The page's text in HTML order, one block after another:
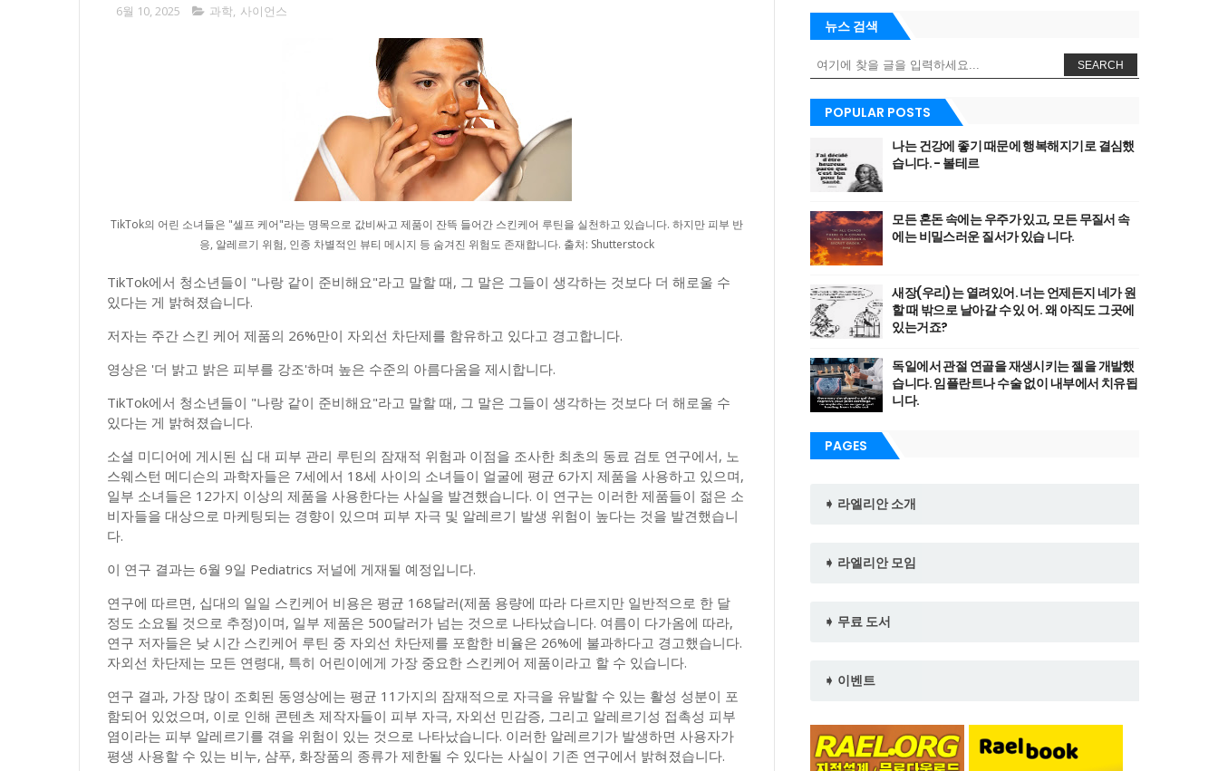
6월 10, 2025 과학, 사이언스
TikTok의 어린 소녀들은 "셀프 케어"라는 명목으로 값비싸고 제품이 잔뜩 들어간 스킨케어 루틴을 실천하고 있습니다. 하지만 피부 반
응, 알레르기 위험, 인종 차별적인 뷰티 메시지 등 숨겨진 위험도 존재합니다. 출처: Shutterstock
TikTok에서 청소년들이 "나랑 같이 준비해요"라고 말할 때, 그 말은 그들이 생각하는 것보다 더 해로울 수
있다는 게 밝혀졌습니다.
저자는 주간 스킨 케어 제품의 26%만이 자외선 차단제를 함유하고 있다고 경고합니다.
영상은 '더 밝고 밝은 피부를 강조'하며 높은 수준의 아름다움을 제시합니다.
TikTok에서 청소년들이 "나랑 같이 준비해요"라고 말할 때, 그 말은 그들이 생각하는 것보다 더 해로울 수
있다는 게 밝혀졌습니다.
소셜 미디어에 게시된 십 대 피부 관리 루틴의 잠재적 위험과 이점을 조사한 최초의 동료 검토 연구에서, 노
스웨스턴 메디슨의 과학자들은 7세에서 18세 사이의 소녀들이 얼굴에 평균 6가지 제품을 사용하고 있으며,
일부 소녀들은 12가지 이상의 제품을 사용한다는 사실을 발견했습니다. 이 연구는 이러한 제품들이 젊은 소
비자들을 대상으로 마케팅되는 경향이 있으며 피부 자극 및 알레르기 발생 위험이 높다는 것을 발견했습니
다.
이 연구 결과는 6월 9일 Pediatrics 저널에 게재될 예정입니다.
연구에 따르면, 십대의 일일 스킨케어 비용은 평균 168달러(제품 용량에 따라 다르지만 일반적으로 한 달
정도 소요될 것으로 추정)이며, 일부 제품은 500달러가 넘는 것으로 나타났습니다. 여름이 다가옴에 따라,
연구 저자들은 낮 시간 스킨케어 루틴 중 자외선 차단제를 포함한 비율은 26%에 불과하다고 경고했습니다.
자외선 차단제는 모든 연령대, 특히 어린이에게 가장 중요한 스킨케어 제품이라고 할 수 있습니다.
연구 결과, 가장 많이 조회된 동영상에는 평균 11가지의 잠재적으로 자극을 유발할 수 있는 활성 성분이 포
함되어 있었으며, 이로 인해 콘텐츠 제작자들이 피부 자극, 자외선 민감증, 그리고 알레르기성 접촉성 피부
염이라는 피부 알레르기를 겪을 위험이 있는 것으로 나타났습니다. 이러한 알레르기가 발생하면 사용자가
평생 사용할 수 있는 비누, 샴푸, 화장품의 종류가 제한될 수 있다는 사실이 기존 연구에서 밝혀졌습니다.
뉴스 검색
SEARCH
POPULAR POSTS
나는 건강에 좋기 때문에 행복해지기로 결심했
습니다. - 볼테르
모든 혼돈 속에는 우주가 있고, 모든 무질서 속
에는 비밀스러운 질서가 있습 니다.
새장(우리)는 열려있어. 너는 언제든지 네가 원
할 때 밖으로 날아갈 수 있 어. 왜 아직도 그곳에
있는거죠?
독일에서 관절 연골을 재생시키는 젤을 개발했
습니다. 임플란트나 수술 없이 내부에서 치유됩
니다.
PAGES
➧ 라엘리안 소개
➧ 라엘리안 모임
➧ 무료 도서
➧ 이벤트